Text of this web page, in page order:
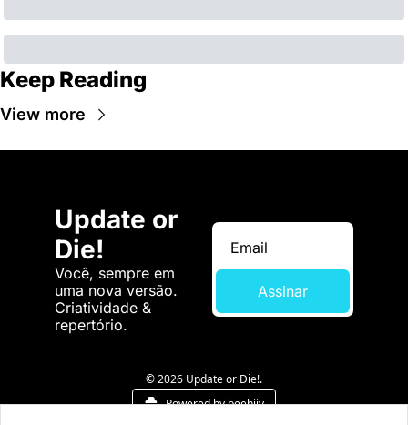
Keep Reading
View more
Update or
Die!
Você, sempre em
uma nova versão.
Criatividade &
repertório.
Assinar
© 2026 Update or Die!.
Powered by beehiiv